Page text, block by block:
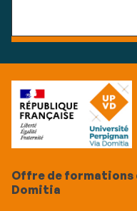
Offre de formations
Domitia